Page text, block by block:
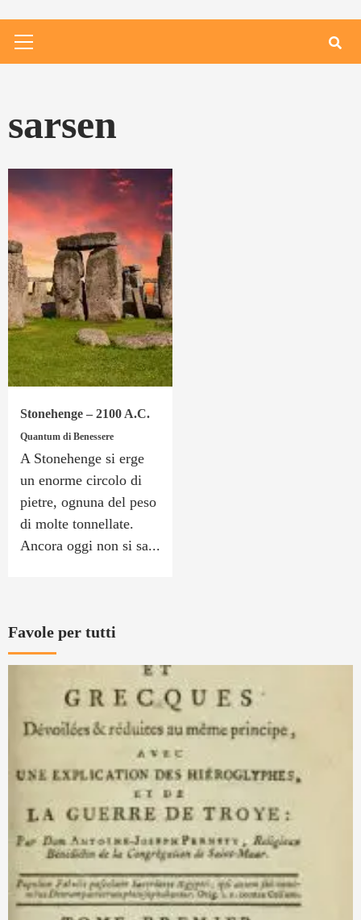
Menu
sarsen
Stonehenge – 2100 A.C.
Quantum di Benessere
A Stonehenge si erge
un enorme circolo di
pietre, ognuna del peso
di molte tonnellate.
Ancora oggi non si sa...
Favole per tutti